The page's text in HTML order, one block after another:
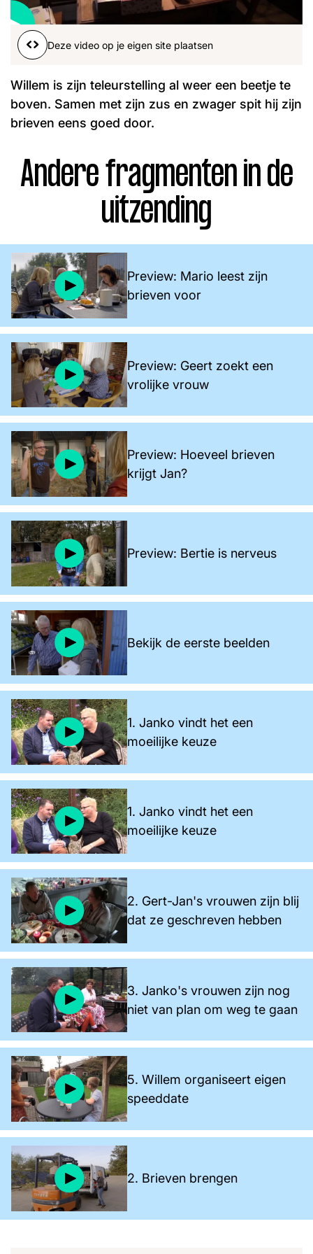
Word lid
Facebook
Instagram
John Martijn
Nieuws Nieuwsbrief
Uitzendingen
Deze video op je eigen site plaatsen
Willem is zijn teleurstelling al weer een beetje te
boven. Samen met zijn zus en zwager spit hij zijn
brieven eens goed door.
Andere fragmenten in de
uitzending
Preview: Mario leest zijn
brieven voor
Preview: Geert zoekt een
vrolijke vrouw
Preview: Hoeveel brieven
krijgt Jan?
Preview: Bertie is nerveus
Bekijk de eerste beelden
1. Janko vindt het een
moeilijke keuze
1. Janko vindt het een
moeilijke keuze
2. Gert-Jan's vrouwen zijn blij
dat ze geschreven hebben
3. Janko's vrouwen zijn nog
niet van plan om weg te gaan
5. Willem organiseert eigen
speeddate
2. Brieven brengen